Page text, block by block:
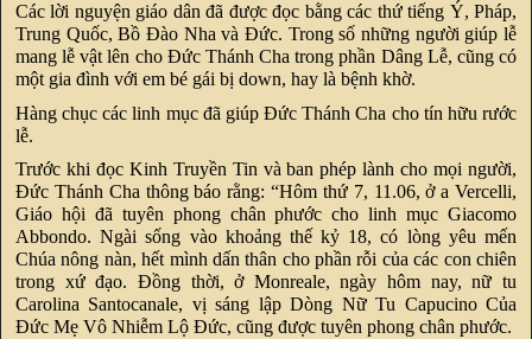
Các lời nguyện giáo dân đã được đọc bằng các thứ tiếng Ý, Pháp,
Trung Quốc, Bồ Đào Nha và Đức. Trong số những người giúp lễ
mang lễ vật lên cho Đức Thánh Cha trong phần Dâng Lễ, cũng có
một gia đình với em bé gái bị down, hay là bệnh khờ.
Hàng chục các linh mục đã giúp Đức Thánh Cha cho tín hữu rước
lễ.
Trước khi đọc Kinh Truyền Tin và ban phép lành cho mọi người,
Đức Thánh Cha thông báo rằng: “Hôm thứ 7, 11.06, ở a Vercelli,
Giáo hội đã tuyên phong chân phước cho linh mục Giacomo
Abbondo. Ngài sống vào khoảng thế kỷ 18, có lòng yêu mến
Chúa nông nàn, hết mình dấn thân cho phần rỗi của các con chiên
trong xứ đạo. Đồng thời, ở Monreale, ngày hôm nay, nữ tu
Carolina Santocanale, vị sáng lập Dòng Nữ Tu Capucino Của
Đức Mẹ Vô Nhiễm Lộ Đức, cũng được tuyên phong chân phước.